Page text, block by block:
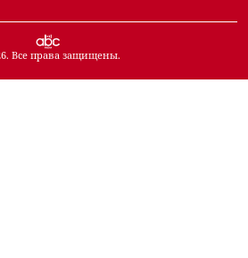
. Все права защищены.